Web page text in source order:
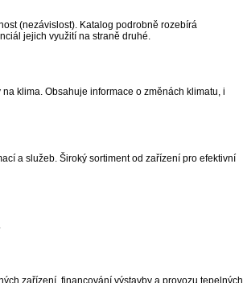
(nezávislost). Katalog podrobně rozebírá
jejich využití na straně druhé.
klima. Obsahuje informace o změnách klimatu, i
a služeb. Široký sortiment od zařízení pro efektivní
zařízení, financování výstavby a provozu tepelných